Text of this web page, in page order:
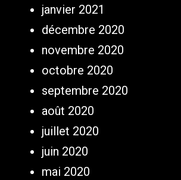
janvier 2021
décembre 2020
novembre 2020
octobre 2020
septembre 2020
août 2020
juillet 2020
juin 2020
mai 2020